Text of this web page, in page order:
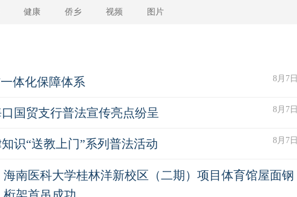
健康 侨乡 视频 图片
体化保障体系 8月7日
国贸支行普法宣传亮点纷呈 8月7日
识“送教上门”系列普法活动 8月7日
海南医科大学桂林洋新校区（二期）项目体育馆屋面钢